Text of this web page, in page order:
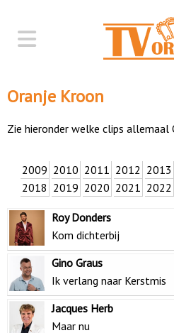
Oranje Kroon
Zie hieronder welke clips allemaal
2009 2010 2011 2012 2013
2018 2019 2020 2021 2022
Roy Donders
Kom dichterbij
Gino Graus
Ik verlang naar Kerstmis
Jacques Herb
Maar nu